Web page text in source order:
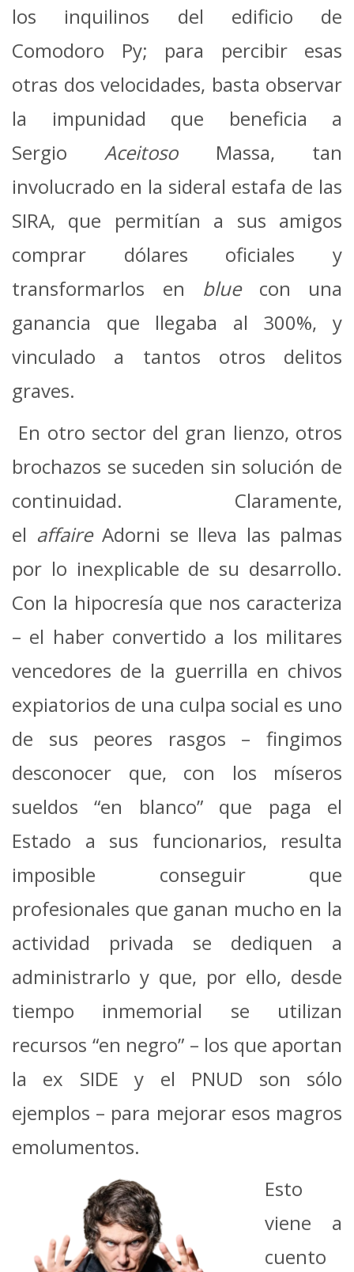
los inquilinos del edificio de
Comodoro Py; para percibir esas
otras dos velocidades, basta observar
la impunidad que beneficia a
SergioAceitoso Massa, tan
involucrado en la sideral estafa de las
SIRA, que permitían a sus amigos
comprar dólares oficiales y
transformarlos en blue con una
ganancia que llegaba al 300%, y
vinculado a tantos otros delitos
graves.
En otro sector del gran lienzo, otros
brochazos se suceden sin solución de
continuidad. Claramente,
el affaire Adorni se lleva las palmas
por lo inexplicable de su desarrollo.
Con la hipocresía que nos caracteriza
– el haber convertido a los militares
vencedores de la guerrilla en chivos
expiatorios de una culpa social es uno
de sus peores rasgos – fingimos
desconocer que, con los míseros
sueldos “en blanco” que paga el
Estado a sus funcionarios, resulta
imposible conseguir que
profesionales que ganan mucho en la
actividad privada se dediquen a
administrarlo y que, por ello, desde
tiempo inmemorial se utilizan
recursos “en negro” – los que aportan
la ex SIDE y el PNUD son sólo
ejemplos – para mejorar esos magros
emolumentos.
Esto
viene a
cuento